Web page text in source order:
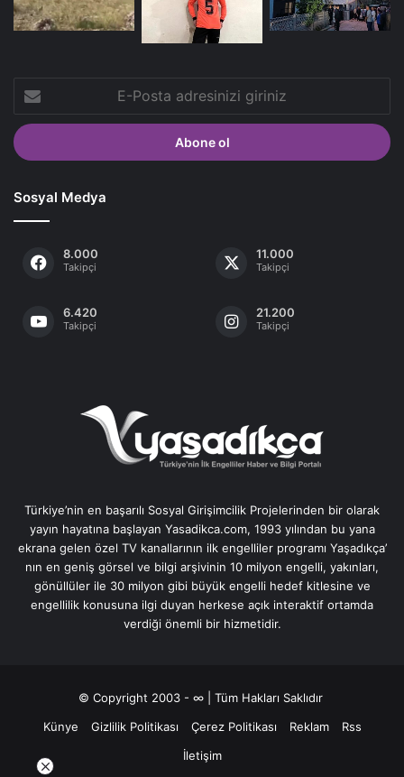
Posta
adresinizi
giriniz
Sosyal Medya
8.000
Takipçi
11.000
Takipçi
6.420
Takipçi
21.200
Takipçi
Türkiye’nin en başarılı Sosyal Girişimcilik Projelerinden bir olarak
yayın hayatına başlayan Yasadikca.com, 1993 yılından bu yana
ekrana gelen özel TV kanallarının ilk engelliler programı Yaşadıkça’
nın en geniş görsel ve bilgi arşivinin 10 milyon engelli, yakınları,
gönüllüler ile 30 milyon gibi büyük engelli hedef kitlesine ve
engellilik konusuna ilgi duyan herkese açık interaktif ortamda
verdiği önemli bir hizmetidir.
© Copyright 2003 - ∞ | Tüm Hakları Saklıdır
Künye
Gizlilik Politikası Çerez Politikası Reklam
Rss
İletişim